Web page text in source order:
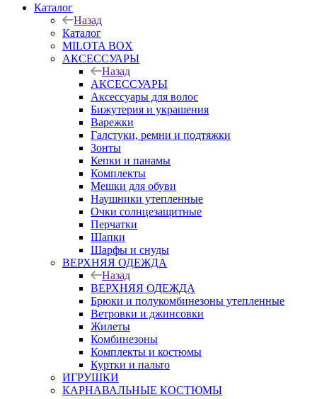
Каталог
Назад
Каталог
MILOTA BOX
АКСЕССУАРЫ
Назад
АКСЕССУАРЫ
Аксессуары для волос
Бижутерия и украшения
Варежки
Галстуки, ремни и подтяжки
Зонты
Кепки и панамы
Комплекты
Мешки для обуви
Наушники утепленные
Очки солнцезащитные
Перчатки
Шапки
Шарфы и снуды
ВЕРХНЯЯ ОДЕЖДА
Назад
ВЕРХНЯЯ ОДЕЖДА
Брюки и полукомбинезоны утепленные
Ветровки и джинсовки
Жилеты
Комбинезоны
Комплекты и костюмы
Куртки и пальто
ИГРУШКИ
КАРНАВАЛЬНЫЕ КОСТЮМЫ